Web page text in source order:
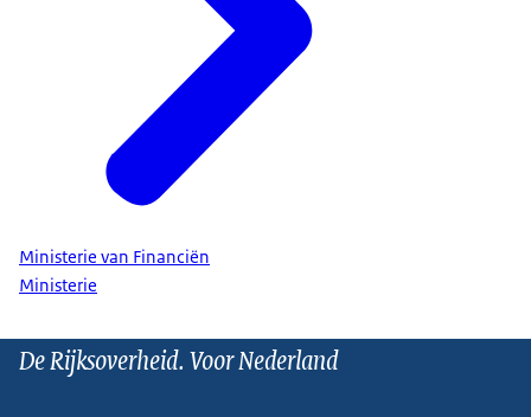
Ministerie van Financiën
Ministerie
De Rijksoverheid. Voor Nederland